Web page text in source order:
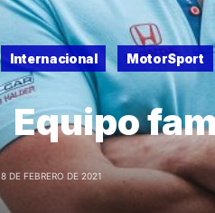
Internacional MotorSport
Equipo
8 DE FEBRERO DE 2021